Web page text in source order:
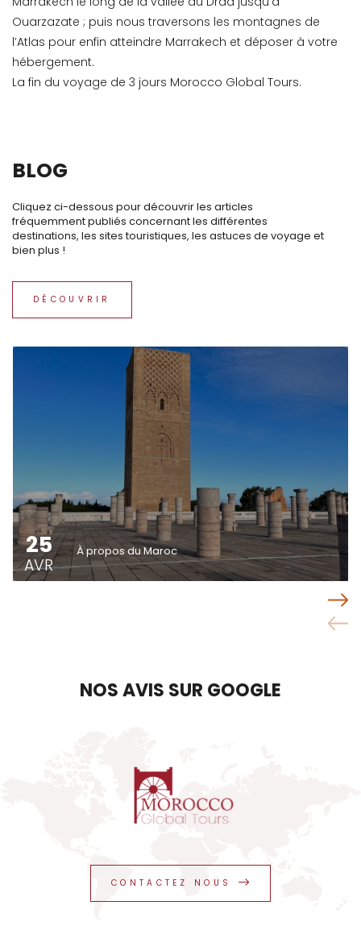
Ouarzazate ; puis nous traversons les montagnes de
l’Atlas pour enfin atteindre Marrakech et déposer à votre
hébergement.
La fin du voyage de 3 jours Morocco Global Tours.
BLOG
Cliquez ci-dessous pour découvrir les articles
fréquemment publiés concernant les différentes
destinations, les sites touristiques, les astuces de voyage et
bien plus !
DÉCOUVRIR
25
AVR
À propos du Maroc
NOS AVIS SUR GOOGLE
CONTACTEZ NOUS